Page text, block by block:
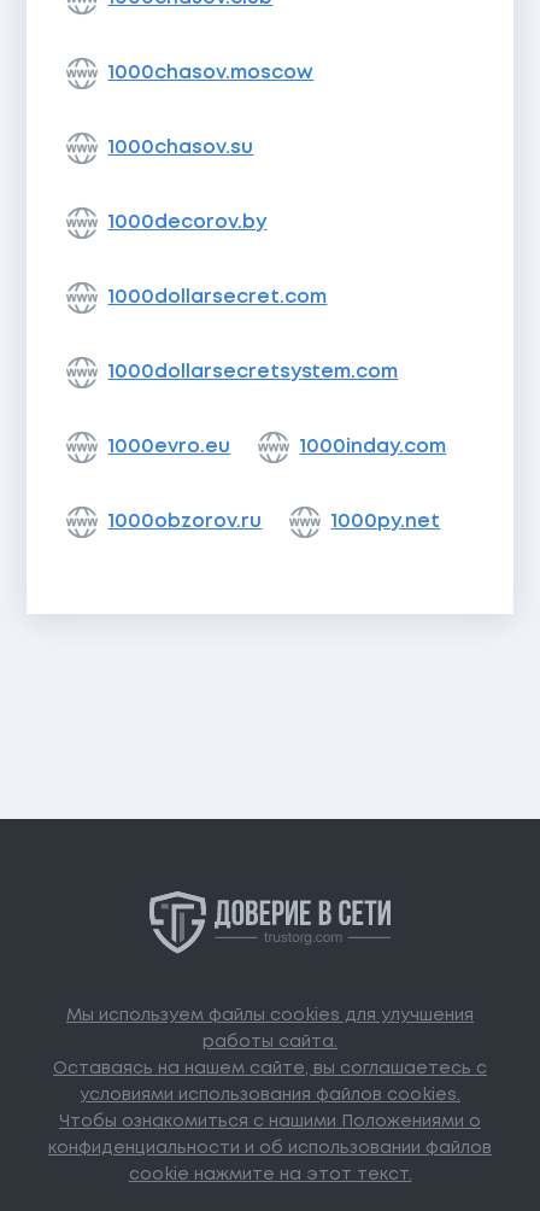
1000chasov.moscow
1000chasov.su
1000decorov.by
1000dollarsecret.com
1000dollarsecretsystem.com
1000evro.eu 1000inday.com
1000obzorov.ru 1000py.net
Мы используем файлы cookies для улучшения
работы сайта.
Оставаясь на нашем сайте, вы соглашаетесь с
условиями использования файлов cookies.
Чтобы ознакомиться с нашими Положениями о
конфиденциальности и об использовании файлов
cookie нажмите на этот текст.